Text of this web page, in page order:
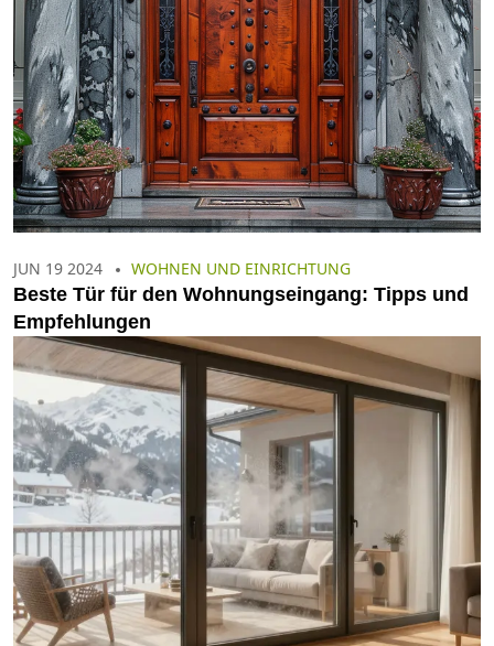
JUN 19 2024 WOHNEN UND EINRICHTUNG
Beste Tür für den Wohnungseingang: Tipps und
Empfehlungen